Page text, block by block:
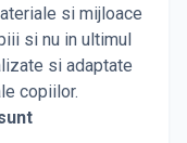
si mijloace
si nu in ultimul
si adaptate
copiilor.